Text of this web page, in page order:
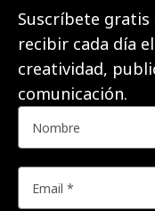
Suscríbete
recibir cada día
creatividad,
comunicación.